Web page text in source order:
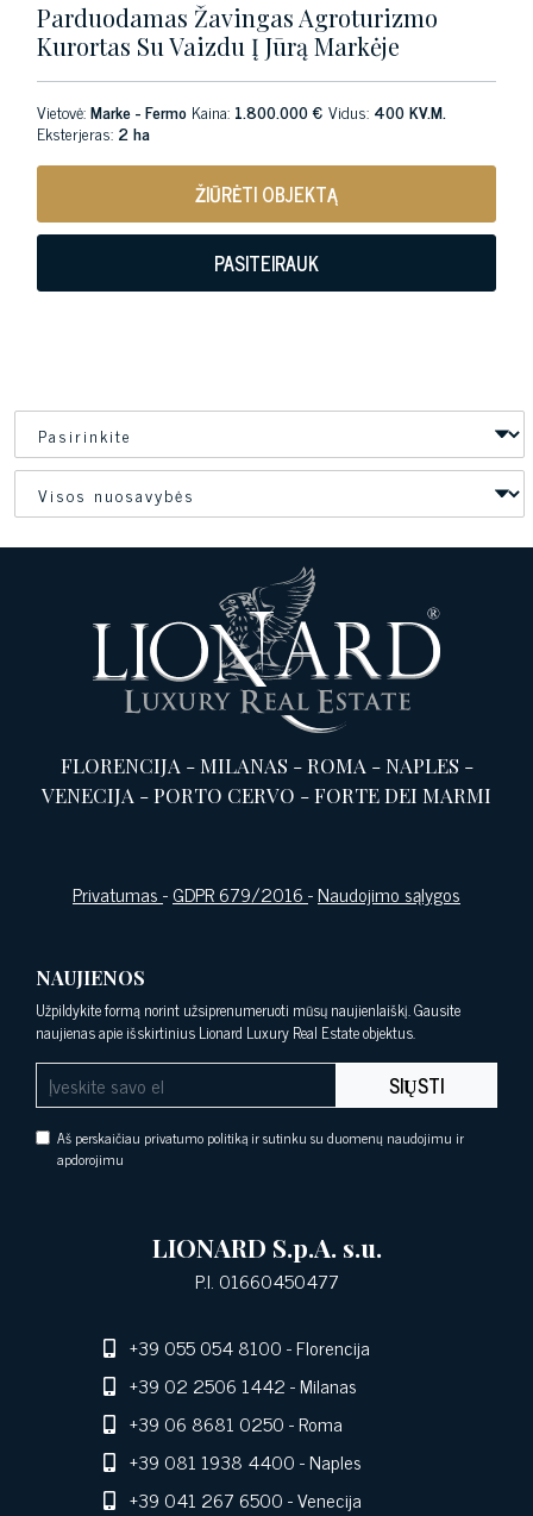
Parduodamas Žavingas Agroturizmo
Kurortas Su Vaizdu Į Jūrą Markėje
Vietovė:Marke - Fermo Kaina: 1.800.000 € Vidus: 400 KV.M.
Eksterjeras: 2 ha
ŽIŪRĖTI OBJEKTĄ
PASITEIRAUK
FLORENCIJA -MILANAS -ROMA -NAPLES -
VENECIJA -PORTO CERVO -FORTE DEI MARMI
Privatumas-GDPR 679/2016-Naudojimo sąlygos
NAUJIENOS
Užpildykite formą norint užsiprenumeruoti mūsų naujienlaiškį. Gausite
naujienas apie išskirtinius Lionard Luxury Real Estate objektus.
SIŲSTI
Aš perskaičiau privatumo politiką ir sutinku su duomenų naudojimu ir
apdorojimu
LIONARD S.p.A. s.u.
P.I. 01660450477
+39 055 054 8100- Florencija
+39 02 2506 1442- Milanas
+39 06 8681 0250- Roma
+39 081 1938 4400- Naples
+39 041 267 6500- Venecija